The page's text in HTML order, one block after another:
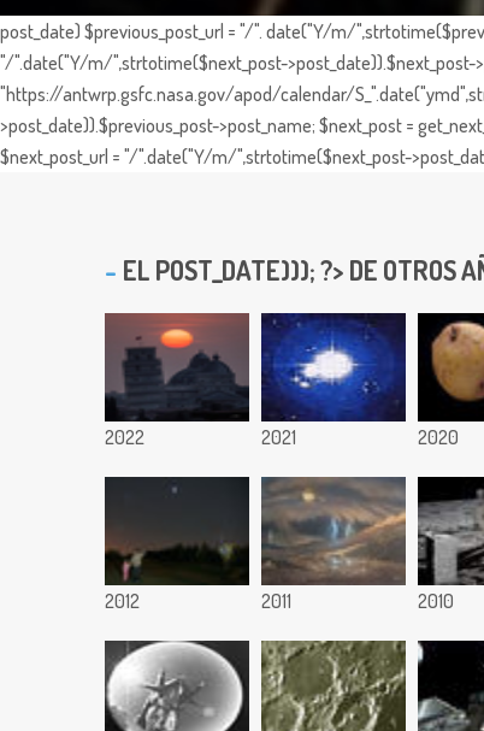
post_date) $previous_post_url = "/". date("Y/m/
"/".date("Y/m/",strtotime($next_post->post_date)).$next_post-
"https://antwrp.gsfc.nasa.gov/apod/calendar/
>post_date)).$previous_post->post_name; $next_post =
$next_post_url = "/".date("Y/m/",strtotime($next_post-
EL POST_DATE))); ?> DE OTROS
2022 2021 2020
2012 2011 2010